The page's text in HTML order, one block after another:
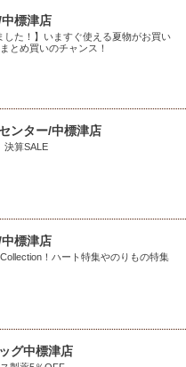
標津店
した！】いますぐ使える夏物がお買い
とめ買いのチャンス！
ンター/中標津店
算SALE
標津店
！ハート特集やのりもの特集
グ中標津店